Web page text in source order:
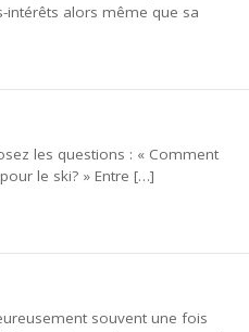
intérêts alors même que sa
les questions : « Comment
le ski? » Entre […]
souvent une fois